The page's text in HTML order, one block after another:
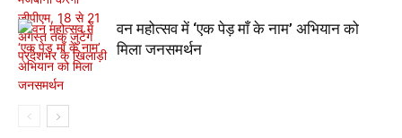
वन महोत्सव में ‘एक पेड़ माँ के नाम’ अभियान को
मिला जनसमर्थन